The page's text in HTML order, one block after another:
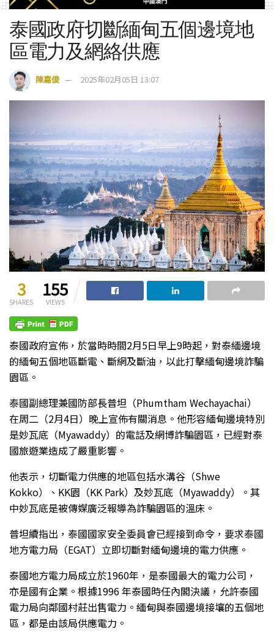
泰國政府切斷緬甸五個邊境地
區電力及網絡供應
陳嘉俊 2025年02月05日 13:07
3
SHARES
155
VIEWS
泰國政府宣佈，於當時時間2月5日早上9時起，對泰緬邊境
的緬甸五個地區斷電、斷網及斷油，以此打擊緬甸邊境詐騙
園區。
泰國副總理兼國防部長普坦（Phumtham Wechayachai）
在周二（2月4日）晚上宣佈有關消息。他形容緬甸邊境特別
是妙瓦底（Myawaddy）的電話及網博詐騙園區，已經對泰
國旅遊業造成了嚴重影響。
他表示，切斷電力供應的地區包括水溝谷（Shwe
Kokko）、KK園（KK Park）及妙瓦底（Myawaddy）。其
中妙瓦底是被傳媒廣泛報導為詐騙園區的溫床。
普坦續指出，泰國國家安全委員會已經接到命令，要求泰國
地方電力局（EGAT）立即切斷對緬甸邊境的電力供應。
泰國地方電力局成立於1960年，是泰國最大的電力公司，
亦是國有企業。根據1996 年泰國時任內閣決議，允許泰國
電力局向鄰國村莊出售電力。緬甸與泰國邊境接壤的五個地
區，都是由該局供應電力。